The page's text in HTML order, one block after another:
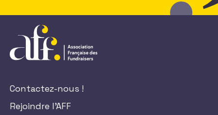
Contactez-nous !
Rejoindre l'AFF